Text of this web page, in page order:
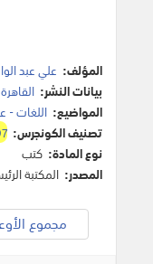
المؤلف: علي عبد
بيانات النشر: القاهرة
المواضيع: اللغات -
تصنيف الكونجرس:
نوع المادة: كتب
المصدر: المكتبة
مجموع